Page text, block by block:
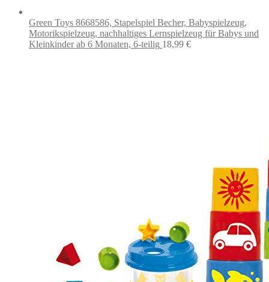
Green Toys 8668586, Stapelspiel Becher, Babyspielzeug,
Motorikspielzeug, nachhaltiges Lernspielzeug für Babys und
Kleinkinder ab 6 Monaten, 6-teilig 18,99 €